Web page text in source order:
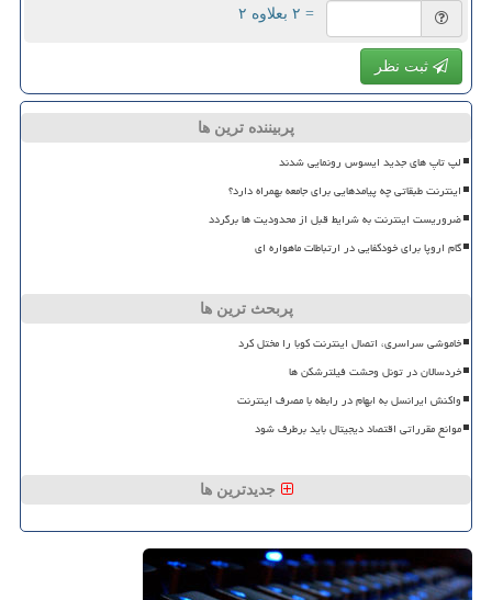
= ۲ بعلاوه ۲
ثبت نظر
پربیننده ترین ها
لپ تاپ های جدید ایسوس رونمایی شدند
اینترنت طبقاتی چه پیامدهایی برای جامعه بهمراه دارد؟
ضروریست اینترنت به شرایط قبل از محدودیت ها برگردد
گام اروپا برای خودکفایی در ارتباطات ماهواره ای
پربحث ترین ها
خاموشی سراسری، اتصال اینترنت کوبا را مختل کرد
خردسالان در تونل وحشت فیلترشکن ها
واکنش ایرانسل به ابهام در رابطه با مصرف اینترنت
موانع مقرراتی اقتصاد دیجیتال باید برطرف شود
جدیدترین ها